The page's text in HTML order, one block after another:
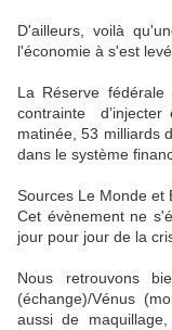
D'ailleurs, voilà
l'économie à s'est
La Réserve
contrainte d’injecter
matinée, 53 milliards
dans le système
Sources Le Monde et
Cet évènement ne
jour pour jour de la
Nous retrouvons
(échange)/Vénus
aussi de